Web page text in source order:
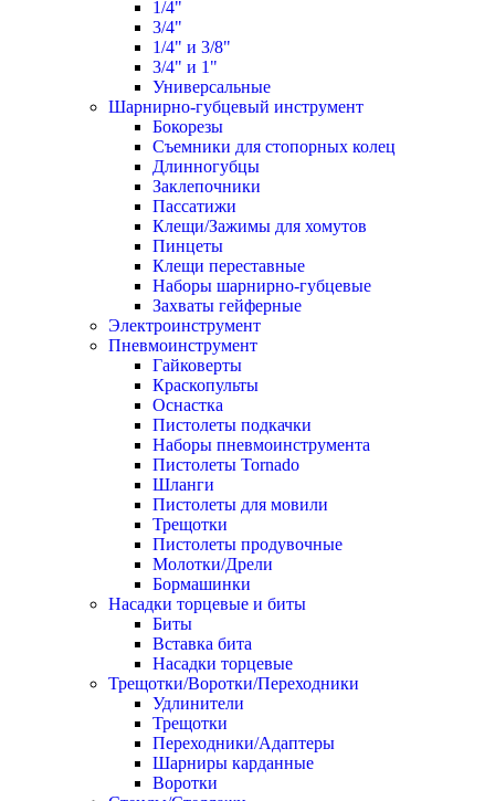
1/4"
3/4"
1/4" и 3/8"
3/4" и 1"
Универсальные
Шарнирно-губцевый инструмент
Бокорезы
Съемники для стопорных колец
Длинногубцы
Заклепочники
Пассатижи
Клещи/Зажимы для хомутов
Пинцеты
Клещи переставные
Наборы шарнирно-губцевые
Захваты гейферные
Электроинструмент
Пневмоинструмент
Гайковерты
Краскопульты
Оснастка
Пистолеты подкачки
Наборы пневмоинструмента
Пистолеты Tornado
Шланги
Пистолеты для мовили
Трещотки
Пистолеты продувочные
Молотки/Дрели
Бормашинки
Насадки торцевые и биты
Биты
Вставка бита
Насадки торцевые
Трещотки/Воротки/Переходники
Удлинители
Трещотки
Переходники/Адаптеры
Шарниры карданные
Воротки